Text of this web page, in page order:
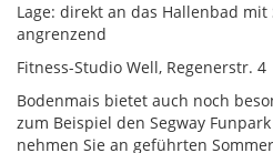
Lage: direkt an das Hallenbad
angrenzend
Fitness-Studio Well, Regenerstr. 4
Bodenmais bietet auch noch
zum Beispiel den Segway
nehmen Sie an geführten